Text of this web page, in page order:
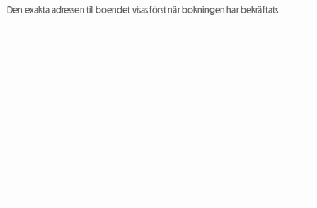
Den exakta adressen till boendet visas först när bokningen har bekräftats.